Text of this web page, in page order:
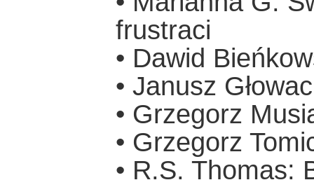
frustraci
• Dawid
• Janusz
• Grzegorz
• Grzegorz
• R.S. Thomas: